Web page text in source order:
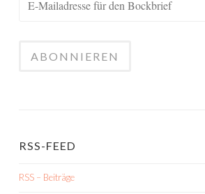
RSS-FEED
RSS – Beiträge